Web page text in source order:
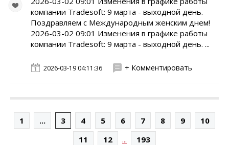
компании Tradesoft: 9 марта - выходной день.
Поздравляем с Международным женским днем!
2026-03-02 09:01 Изменения в графике работы
компании Tradesoft: 9 марта - выходной день. ...
2026-03-19 04:11:36 + Комментировать
1 ... 3 4 5 6 7 8 9
10
11
12 ... 193